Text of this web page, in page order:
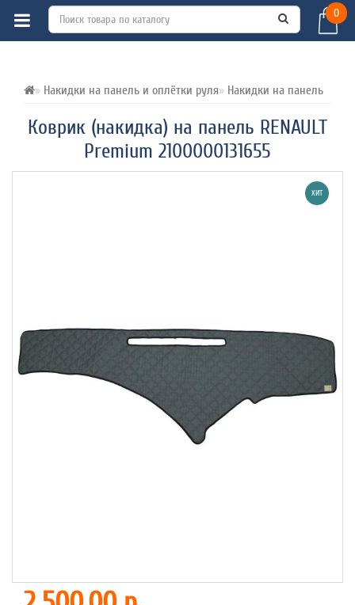
0
Накидки на панель и оплётки руля Накидки на панель
Коврик (накидка) на панель RENAULT
Premium 2100000131655
ВСЕ О ТОВАРЕ ХАРАКТЕРИСТИКИ
ХИТ